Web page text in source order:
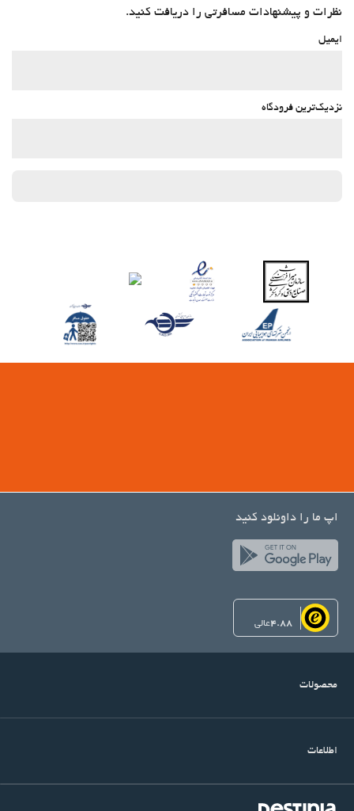
نظرات و پیشنهادات مسافرتی را دریافت کنید.
ایمیل
نزدیک‌ترین فرودگاه
اپ ما را داونلود کنید
4.88عالی
محصولات
اطلاعات